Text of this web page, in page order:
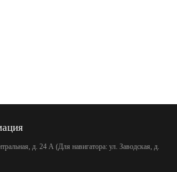
д. 24 А (Для навигатора: ул. Заводская, д.